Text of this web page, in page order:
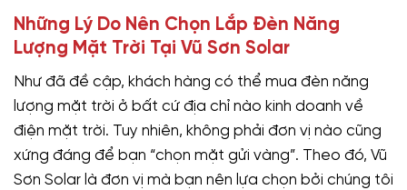
Những Lý Do Nên Chọn Lắp Đèn Năng
Lượng Mặt Trời Tại Vũ Sơn Solar
Như đã đề cập, khách hàng có thể mua đèn năng
lượng mặt trời ở bất cứ địa chỉ nào kinh doanh về
điện mặt trời. Tuy nhiên, không phải đơn vị nào cũng
xứng đáng để bạn “chọn mặt gửi vàng”. Theo đó, Vũ
Sơn Solar là đơn vị mà bạn nên lựa chọn bởi chúng tôi